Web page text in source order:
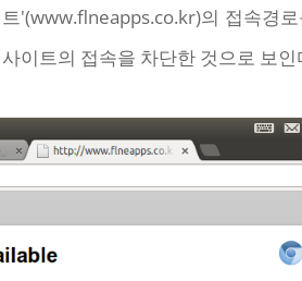
'(www.flneapps.co.kr)의 접속경
이트의 접속을 차단한 것으로 보인